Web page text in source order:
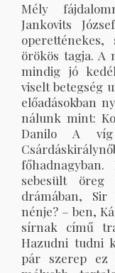
Mély
Jankovits
örökös tagja. A
mindig jó
viselt betegség
előadásokban
nálunk mint:
Danilo A
sebesült
drámában,
nénje? – ben,
sírnak című
Hazudni tudni
pár szerep ez